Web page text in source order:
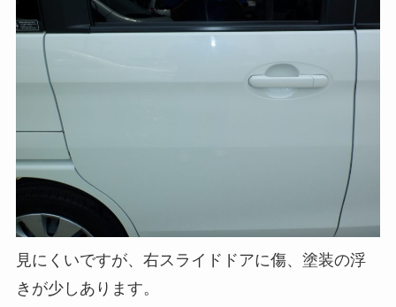
見にくいですが、右スライドドアに傷、塗装の浮
きが少しあります。